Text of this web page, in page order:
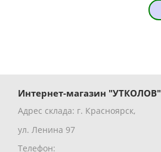
Интернет-магазин "УТКОЛОВ"
Адрес склада: г. Красноярск,
ул. Ленина 97
Телефон: